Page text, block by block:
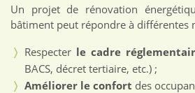
Un projet de rénovation
bâtiment peut répondre à différentes
Respecter le cadre
BACS, décret tertiaire, etc.) ;
Améliorer le confort des